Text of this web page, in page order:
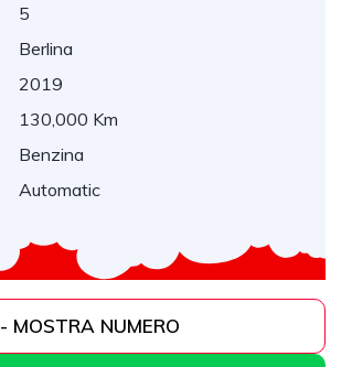
5
Berlina
2019
130,000 Km
Benzina
Automatic
393 *** *** - MOSTRA NUMERO